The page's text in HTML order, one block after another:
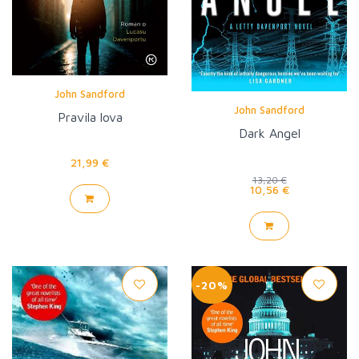
John Sandford
Pravila lova
21,99 €
John Sandford
Dark Angel
13,20 €
10,56 €
-20%